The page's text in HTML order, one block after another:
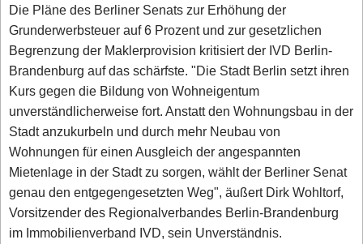
Die Pläne des Berliner Senats zur Erhöhung der
Grunderwerbsteuer auf 6 Prozent und zur gesetzlichen
Begrenzung der Maklerprovision kritisiert der IVD Berlin-
Brandenburg auf das schärfste. "Die Stadt Berlin setzt ihren
Kurs gegen die Bildung von Wohneigentum
unverständlicherweise fort. Anstatt den Wohnungsbau in der
Stadt anzukurbeln und durch mehr Neubau von
Wohnungen für einen Ausgleich der angespannten
Mietenlage in der Stadt zu sorgen, wählt der Berliner Senat
genau den entgegengesetzten Weg", äußert Dirk Wohltorf,
Vorsitzender des Regionalverbandes Berlin-Brandenburg
im Immobilienverband IVD, sein Unverständnis.